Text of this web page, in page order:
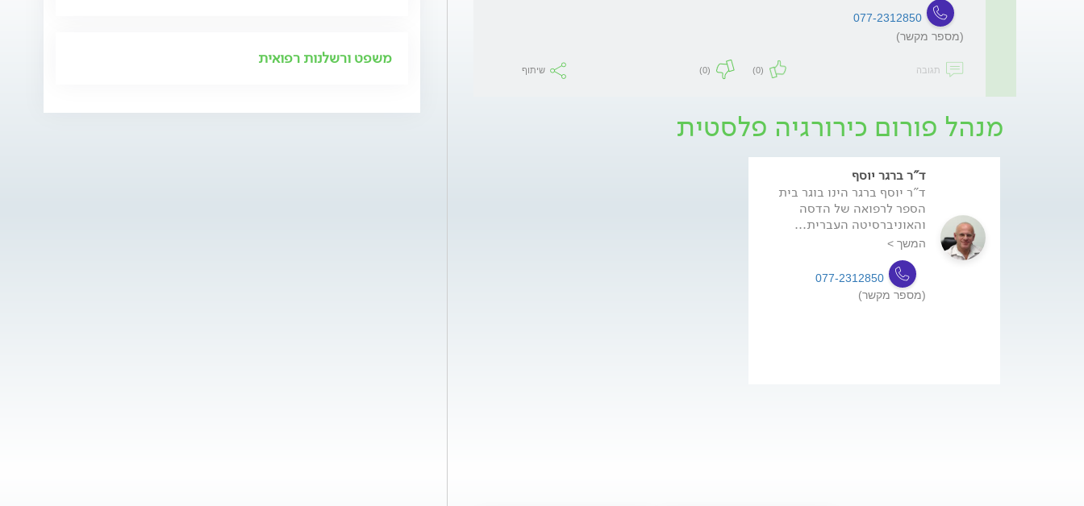
077-2312850
(מספר מקשר)
תגובה (0)
(0) שיתוף
מנהל פורום כירורגיה פלסטית
ד"ר ברגר יוסף
ד"ר יוסף ברגר הינו בוגר בית
הספר לרפואה של הדסה
והאוניברסיטה העברית...
המשך >
077-2312850
(מספר מקשר)
משפט ורשלנות רפואית